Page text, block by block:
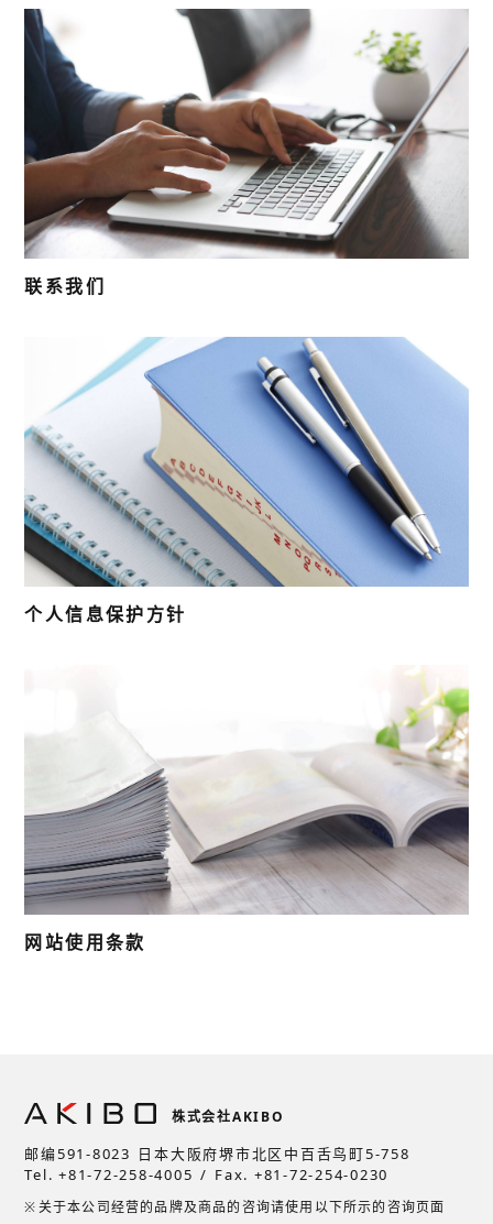
联系我们
个人信息保护方针
网站使用条款
株式会社AKIBO
邮编591-8023 日本大阪府堺市北区中百舌鸟町5-758
Tel.+81-72-258-4005 Fax. +81-72-254-0230
关于本公司经营的品牌及商品的咨询请使用以下所示的咨询页面